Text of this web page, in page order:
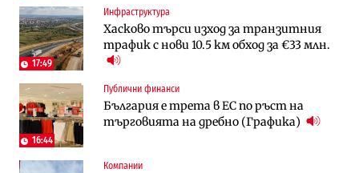
17:49
Инфраструктура
Хасково търси изход за транзитния
трафик с нови 10.5 км обход за €33 млн.
16:44
Публични финанси
България е трета в ЕС по ръст на
търговията на дребно (Графика)
Компании
Енергетика
АЕЦ „Козлодуй“ ще работи само още
няколко седмици, ако сушата продължи
Digi&AI
Трафикът толкова е намалял, че големи
медии обмислят да се откажат
Публични финанси
Градоустройство
Столична община избра изпълнител за
преместването на трамвайното
трасе по бул. „Скобелев“
Отрасли
Жилищата в България поскъпват при
намаляващо население и все повече
Компании